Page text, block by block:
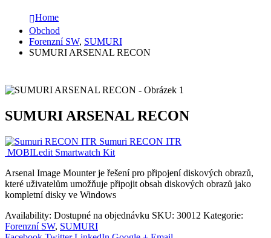
Home
Obchod
Forenzní SW, SUMURI
SUMURI ARSENAL RECON
SUMURI ARSENAL RECON
Sumuri RECON ITR
MOBILedit Smartwatch Kit
Arsenal Image Mounter je řešení pro připojení diskových obrazů,
které uživatelům umožňuje připojit obsah diskových obrazů jako
kompletní disky ve Windows
Availability: Dostupné na objednávku SKU: 30012 Kategorie:
Forenzní SW, SUMURI